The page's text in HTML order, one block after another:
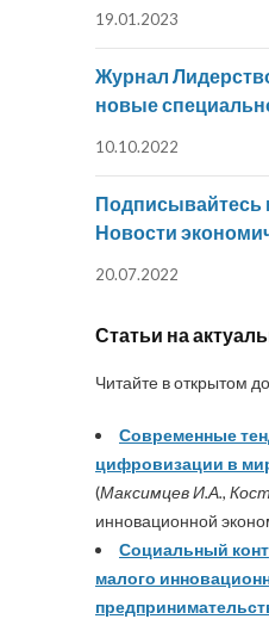
19.01.2023
Журнал
новые
10.10.2022
Подписывайтесь
Новости
20.07.2022
Статьи на
Читайте в открытом
Современные
цифровизации в
(Максимцев И.А.,
инновационной
Социальный
малого